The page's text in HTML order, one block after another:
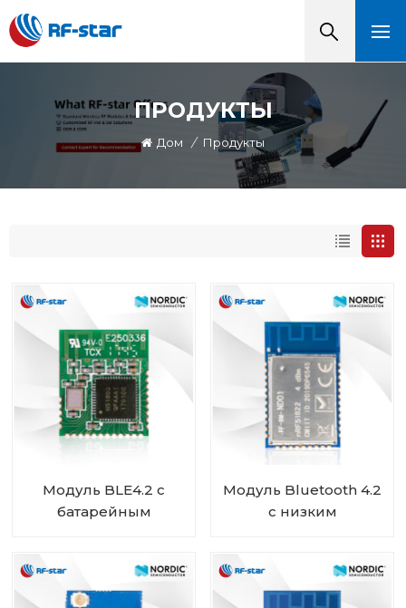
ПРОДУКТЫ
Дом / Продукты
Модуль BLE4.2 с
батарейным
RF-BM-ND02C
Модуль Bluetooth 4.2
с низким
nRF51822 RF-BM-
ND01